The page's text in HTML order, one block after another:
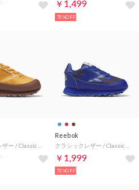
￥1,499
75%OFF
Reebok
￥1,999
72%OFF